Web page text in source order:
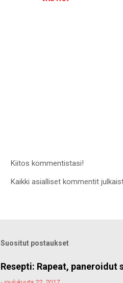
ä
m
e
Kiitos kommentistasi!
Kaikki asialliset kommentit
Suositut postaukset
Resepti: Rapeat, paneroidut